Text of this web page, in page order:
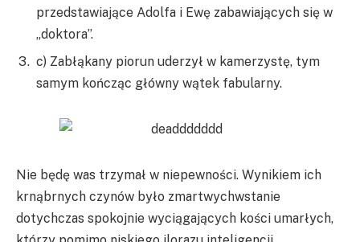
przedstawiające Adolfa i Ewę zabawiających się w
„doktora”.
c) Zabłąkany piorun uderzył w kamerzystę, tym
samym kończąc główny wątek fabularny.
Nie będę was trzymał w niepewności. Wynikiem ich
krnąbrnych czynów było zmartwychwstanie
dotychczas spokojnie wyciągających kości umarłych,